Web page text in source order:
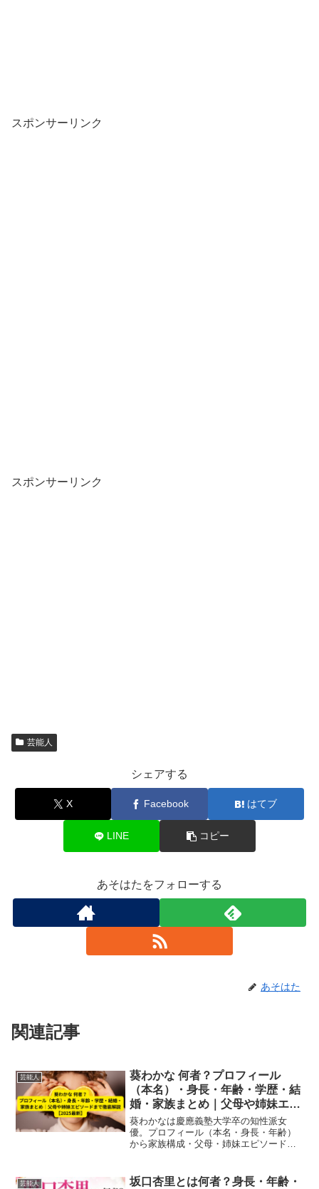
スポンサーリンク
スポンサーリンク
芸能人
シェアする
X Facebook はてブ
LINE コピー
あそはたをフォローする
あそはた
関連記事
芸能人
葵わかな 何者？プロフィール
（本名）・身長・年齢・学歴・結
婚・家族まとめ｜父母や姉妹エピ
ソードまで徹底解説【2025最
新】
葵わかなは慶應義塾大学卒の知性派女
優。プロフィール（本名・身長・年齢）
から家族構成・父母・姉妹エピソード、
芸能人
坂口杏里とは何者？身長・年齢・